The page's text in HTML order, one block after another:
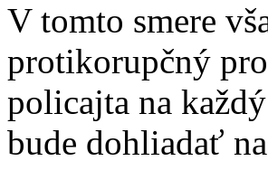
V tomto smere
protikorupčný
policajta na
bude dohliadať